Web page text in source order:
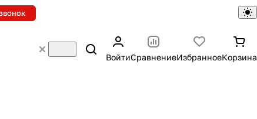
ВойтиСравнениеИзбранноеКорзина